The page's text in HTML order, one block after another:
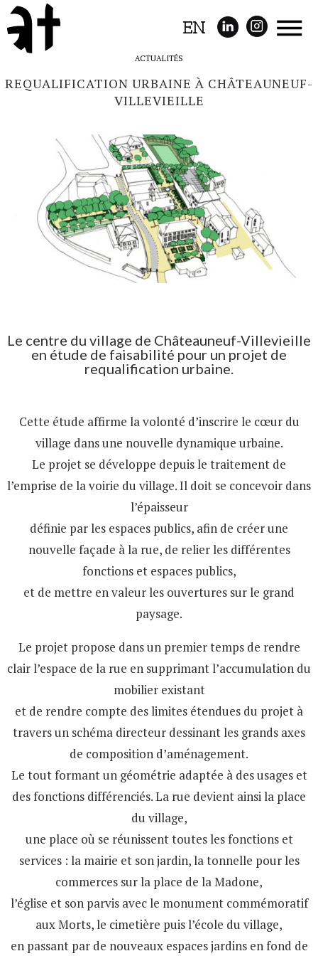
EN
ACTUALITÉS
REQUALIFICATION URBAINE À CHÂTEAUNEUF-
VILLEVIEILLE
Le centre du village de Châteauneuf-Villevieille
en étude de faisabilité pour un projet de
requalification urbaine.
Cette étude affirme la volonté d’inscrire le cœur du
village dans une nouvelle dynamique urbaine.
Le projet se développe depuis le traitement de
l’emprise de la voirie du village. Il doit se concevoir dans
l’épaisseur
définie par les espaces publics, afin de créer une
nouvelle façade à la rue, de relier les différentes
fonctions et espaces publics,
et de mettre en valeur les ouvertures sur le grand
paysage.
Le projet propose dans un premier temps de rendre
clair l’espace de la rue en supprimant l’accumulation du
mobilier existant
et de rendre compte des limites étendues du projet à
travers un schéma directeur dessinant les grands axes
de composition d’aménagement.
Le tout formant un géométrie adaptée à des usages et
des fonctions différenciés. La rue devient ainsi la place
du village,
une place où se réunissent toutes les fonctions et
services : la mairie et son jardin, la tonnelle pour les
commerces sur la place de la Madone,
l’église et son parvis avec le monument commémoratif
aux Morts, le cimetière puis l’école du village,
en passant par de nouveaux espaces jardins en fond de